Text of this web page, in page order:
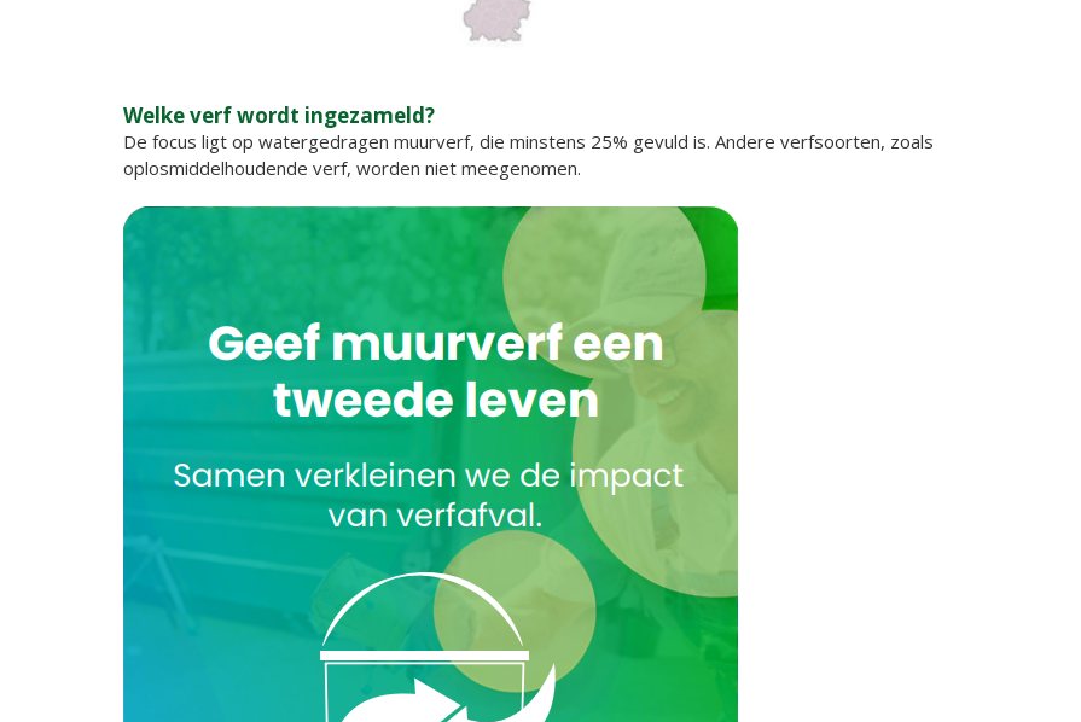
Welke verf wordt ingezameld?
De focus ligt op watergedragen muurverf, die minstens 25% gevuld is. Andere verfsoorten, zoals
oplosmiddelhoudende verf, worden niet meegenomen.